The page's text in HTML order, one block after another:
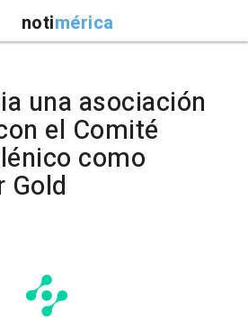
notimérica
una asociación
el Comité
como
Gold